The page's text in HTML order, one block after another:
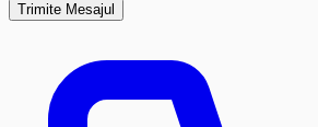
Trimite Mesajul